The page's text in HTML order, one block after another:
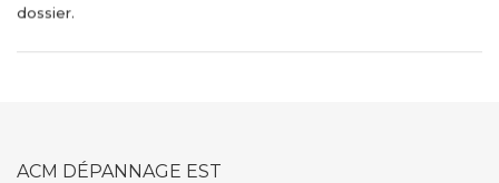
dossier.
ACM DÉPANNAGE EST